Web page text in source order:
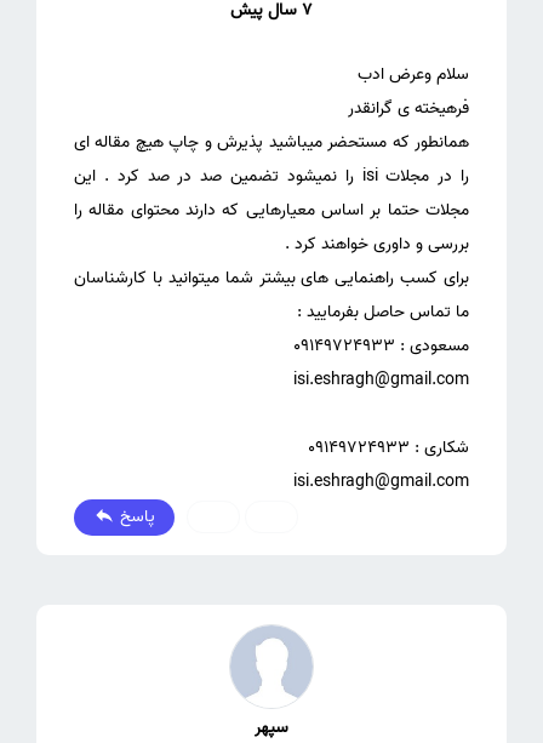
7 سال پیش
همانطور که مستحضر میباشید پذیرش و چاپ هیچ مقاله ای
را در مجلات isi را نمیشود تضمین صد در صد کرد . این
مجلات حتما بر اساس معیارهایی که دارند محتوای مقاله را
برای کسب راهنمایی های بیشتر شما میتوانید با کارشناسان
isi.eshragh@gmail.com
پاسخ
سپهر